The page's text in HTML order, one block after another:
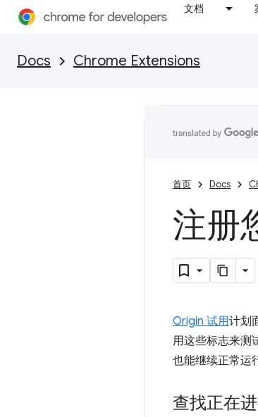
文档
Docs Chrome Extensions
首页 Docs
注册
Origin 试用计划
用这些标志来测
也能继续正常运
查找正在